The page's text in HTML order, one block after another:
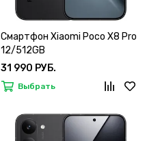
Смартфон Xiaomi Poco X8 Pro
12/512GB
31 990 РУБ.
Выбрать